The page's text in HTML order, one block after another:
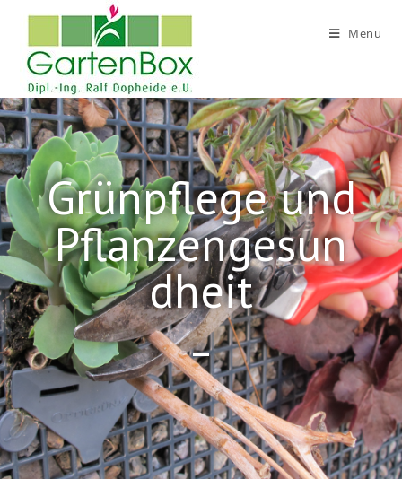
Menü
Grünpflege und
Pflanzengesun
dheit